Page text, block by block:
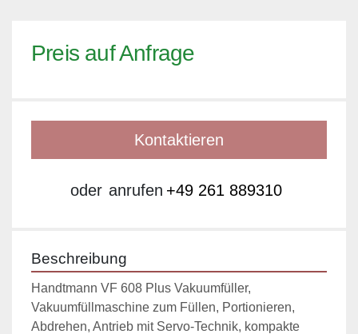
Preis auf Anfrage
Kontaktieren
oder anrufen +49 261 889310
Beschreibung
Handtmann VF 608 Plus Vakuumfüller,
Vakuumfüllmaschine zum Füllen, Portionieren,
Abdrehen, Antrieb mit Servo-Technik, kompakte